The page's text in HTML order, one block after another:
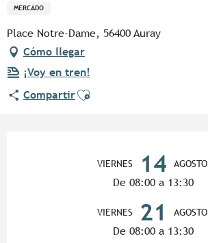
MERCADO
Place Notre-Dame, 56400 Auray
Cómo llegar
¡Voy en tren!
CompartirAjouter aux favoris
VIERNES 14 AGOSTO
De 08:00 a 13:30
VIERNES 21 AGOSTO
De 08:00 a 13:30